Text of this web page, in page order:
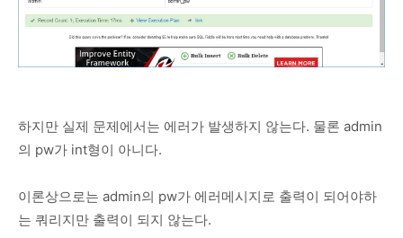
하지만 실제 문제에서는 에러가 발생하지 않는다. 물론 admin
의 pw가 int형이 아니다.
이론상으로는 admin의 pw가 에러메시지로 출력이 되어야하
는 쿼리지만 출력이 되지 않는다.